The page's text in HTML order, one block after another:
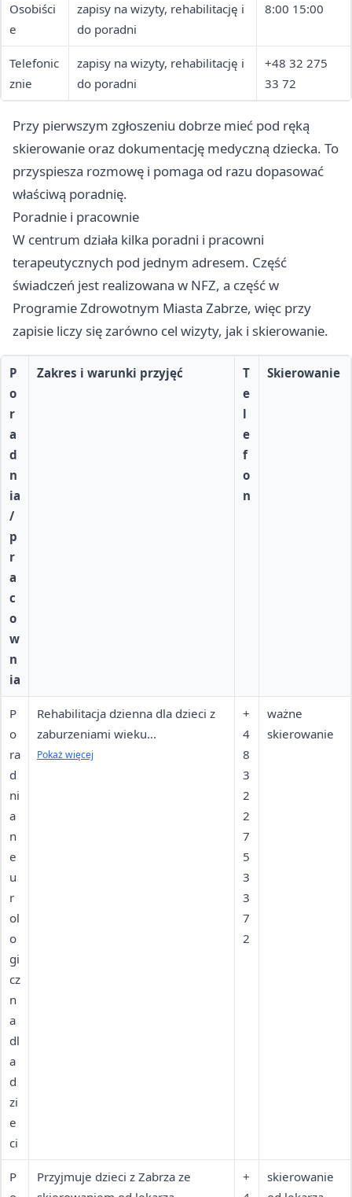
Osobiści
e
zapisy na wizyty, rehabilitację i
do poradni
8:00 15:00
Telefonic
znie
zapisy na wizyty, rehabilitację i
do poradni
+48 32 275
33 72
Przy pierwszym zgłoszeniu dobrze mieć pod ręką
skierowanie oraz dokumentację medyczną dziecka. To
przyspiesza rozmowę i pomaga od razu dopasować
właściwą poradnię.
Poradnie i pracownie
W centrum działa kilka poradni i pracowni
terapeutycznych pod jednym adresem. Część
świadczeń jest realizowana w NFZ, a część w
Programie Zdrowotnym Miasta Zabrze, więc przy
zapisie liczy się zarówno cel wizyty, jak i skierowanie.
P
o
r
a
d
n
ia
/
p
r
a
c
o
w
n
ia
Zakres i warunki przyjęć
T
e
l
e
f
o
n
Skierowanie
P
o
ra
d
ni
a
n
e
u
r
ol
o
gi
cz
n
a
dl
a
d
zi
e
ci
Rehabilitacja dzienna dla dzieci z
zaburzeniami wieku
rozwojowego; kontrakt z NFZ. W
Pokaż więcej
+
4
8
3
2
2
7
5
3
3
7
2
ważne
skierowanie
P
Przyjmuje dzieci z Zabrza ze
+
skierowanie